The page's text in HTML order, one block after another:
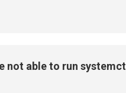
not able to run